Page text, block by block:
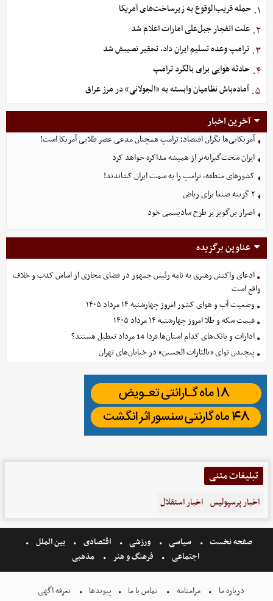
۱. حمله قریب‌الوقوع به زیرساخت‌های آمریکا
۲. علت انفجار جبل‌علی امارات اعلام شد
۳. ترامپ وعده تسلیم ایران داد، تحقیر نصیبش شد
۴. حادثه هوایی برای بالگرد ترامپ
۵. آماده‌باش نظامیان وابسته به «الجولانی» در مرز عراق
آخرین اخبار
آمریکایی‌ها نگران اقتصاد؛ ترامپ همچنان مدعی عصر طلایی آمریکا است!
ایران سخت‌گیرانه‌تر از همیشه مذاکره خواهد کرد
کشورهای منطقه، ترامپ را به سمت ایران کشاندند!
۲ گزینه صنعا برای ریاض
اصرار بن‌گویر بر طرح سادیسمی خود
عناوین برگزیده
ادعای واکنش رهبری به نامه رئیس جمهور در فضای مجازی از اساس کذب و خلاف
واقع است
وضعیت آب و هوای کشور امروز چهارشنبه ۱۴ مرداد ۱۴۰۵
قیمت سکه و طلا امروز چهارشنبه ۱۴ مرداد ۱۴۰۵
ادارات و بانک‌های کدام استان‌ها فردا 14 مرداد تعطیل هستند؟
پیچیدن نوای «یالثارات الحسین» در خیابان‌های تهران
تبلیغات متنی
اخبار پرسپولیس اخبار استقلال
صفحه نخست سیاسی ورزشی اقتصادی
بین الملل
اجتماعی
فرهنگ و هنر مذهبی
درباره ما مرامنامه تماس با ما پیوندها تعرفه اگهی